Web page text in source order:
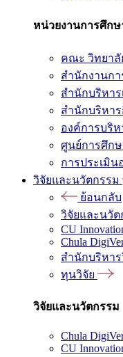
หน่วยงานการศึกษ
คณะ วิทยาลั
สำนักงานกา
สำนักบริหา
สำนักบริหา
องค์การบริ
ศูนย์การศึกษ
การประเมิน
วิจัยและนวัตกรรม
ย้อนกลับ
วิจัยและนวัต
CU
Chula
สำนักบริหาร
ทุนวิจัย
วิจัยและนวัตกรรม
Chula
CU